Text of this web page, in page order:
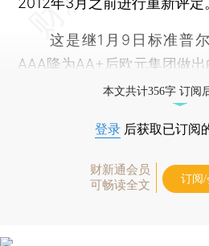
这是继1月9日标准普尔
AAA降为AA+后欧元集团做出
本文共计356字 订阅
登录 后获取已订阅
财新通会员
可畅读全文
订阅/